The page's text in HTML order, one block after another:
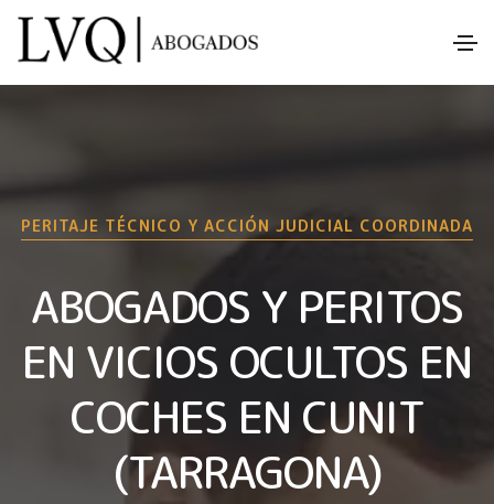
PERITAJE TÉCNICO Y ACCIÓN JUDICIAL COORDINADA
ABOGADOS Y PERITOS
EN VICIOS OCULTOS EN
COCHES EN CUNIT
(TARRAGONA)